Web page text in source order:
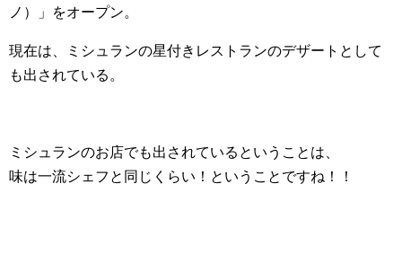
ノ）」をオープン。
現在は、ミシュランの星付きレストランのデザートとして
も出されている。
ミシュランのお店でも出されているということは、
味は一流シェフと同じくらい！ということですね！！